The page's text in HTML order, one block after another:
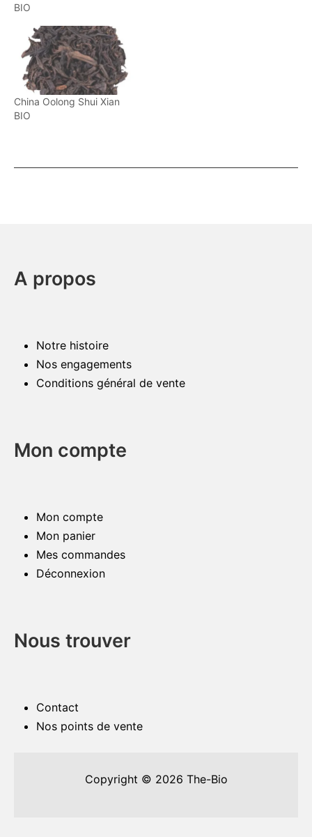
BIO
China Oolong Shui Xian
BIO
A propos
Notre histoire
Nos engagements
Conditions général de vente
Mon compte
Mon compte
Mon panier
Mes commandes
Déconnexion
Nous trouver
Contact
Nos points de vente
Copyright © 2026 The-Bio